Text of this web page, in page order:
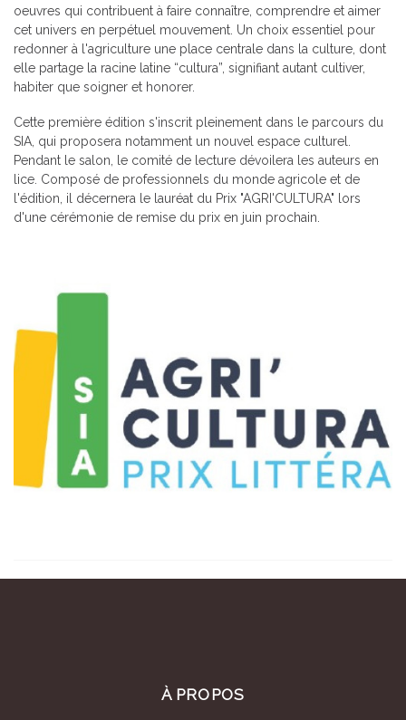
oeuvres qui contribuent à faire connaître, comprendre et aimer
cet univers en perpétuel mouvement. Un choix essentiel pour
redonner à l'agriculture une place centrale dans la culture, dont
elle partage la racine latine “cultura”, signifiant autant cultiver,
habiter que soigner et honorer.
Cette première édition s'inscrit pleinement dans le parcours du
SIA, qui proposera notamment un nouvel espace culturel.
Pendant le salon, le comité de lecture dévoilera les auteurs en
lice. Composé de professionnels du monde agricole et de
l'édition, il décernera le lauréat du Prix "AGRI'CULTURA" lors
d'une cérémonie de remise du prix en juin prochain.
À PROPOS